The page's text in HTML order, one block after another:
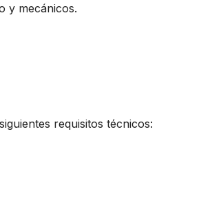
y mecánicos.
requisitos técnicos: